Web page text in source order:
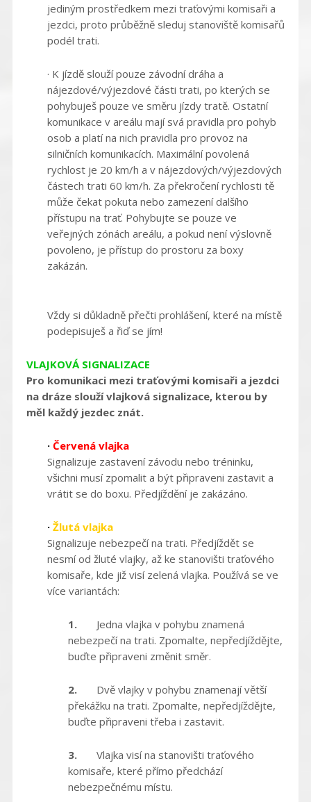
jediným prostředkem mezi traťovými komisaři a
jezdci, proto průběžně sleduj stanoviště komisařů
podél trati.
· K jízdě slouží pouze závodní dráha a
nájezdové/výjezdové části trati, po kterých se
pohybuješ pouze ve směru jízdy tratě. Ostatní
komunikace v areálu mají svá pravidla pro pohyb
osob a platí na nich pravidla pro provoz na
silničních komunikacích. Maximální povolená
rychlost je 20 km/h a v nájezdových/výjezdových
částech trati 60 km/h. Za překročení rychlosti tě
může čekat pokuta nebo zamezení dalšího
přístupu na trať. Pohybujte se pouze ve
veřejných zónách areálu, a pokud není výslovně
povoleno, je přístup do prostoru za boxy
zakázán.
Vždy si důkladně přečti prohlášení, které na místě
podepisuješ a řiď se jím!
VLAJKOVÁ SIGNALIZACE
Pro komunikaci mezi traťovými komisaři a jezdci
na dráze slouží vlajková signalizace, kterou by
měl každý jezdec znát.
·Červená vlajka
Signalizuje zastavení závodu nebo tréninku,
všichni musí zpomalit a být připraveni zastavit a
vrátit se do boxu. Předjíždění je zakázáno.
·Žlutá vlajka
Signalizuje nebezpečí na trati. Předjíždět se
nesmí od žluté vlajky, až ke stanovišti traťového
komisaře, kde již visí zelená vlajka. Používá se ve
více variantách:
1.
Jedna vlajka v pohybu znamená
nebezpečí na trati. Zpomalte, nepředjíždějte,
buďte připraveni změnit směr.
2.
Dvě vlajky v pohybu znamenají větší
překážku na trati. Zpomalte, nepředjíždějte,
buďte připraveni třeba i zastavit.
3.
Vlajka visí na stanovišti traťového
komisaře, které přímo předchází
nebezpečnému místu.